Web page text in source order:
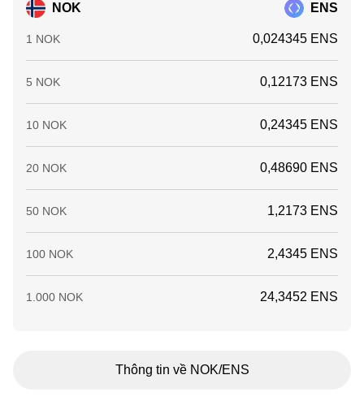
NOK ENS
1 NOK 0,024345 ENS
5 NOK 0,12173 ENS
10 NOK 0,24345 ENS
20 NOK 0,48690 ENS
50 NOK 1,2173 ENS
100 NOK 2,4345 ENS
1.000 NOK 24,3452 ENS
Thông tin về NOK/ENS